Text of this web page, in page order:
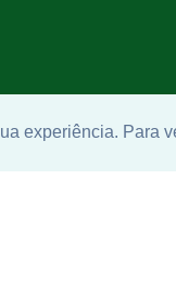
experiência. Para